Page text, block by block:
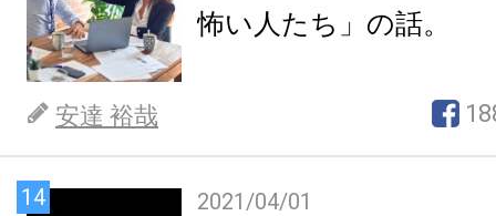
怖い人たち」の話。
安達 裕哉
14 2021/04/01